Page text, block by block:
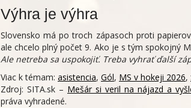
Výhra je výhra
Slovensko má po troch zápasoch proti
ale chcelo plný počet 9. Ako je s tým spokojný
Ale netreba sa uspokojiť. Treba vyhrať ďalší
Viac k témam: asistencia, Gól, MS v hokeji 2026,
Zdroj: SITA.sk – Mešár si veril na nájazd a
práva vyhradené.